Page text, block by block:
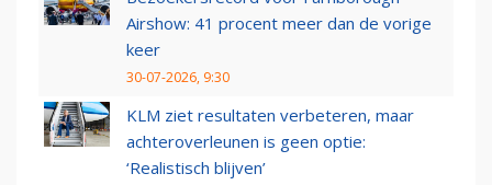
Airshow: 41 procent meer dan de vorige
keer
30-07-2026, 9:30
KLM ziet resultaten verbeteren, maar
achteroverleunen is geen optie:
‘Realistisch blijven’